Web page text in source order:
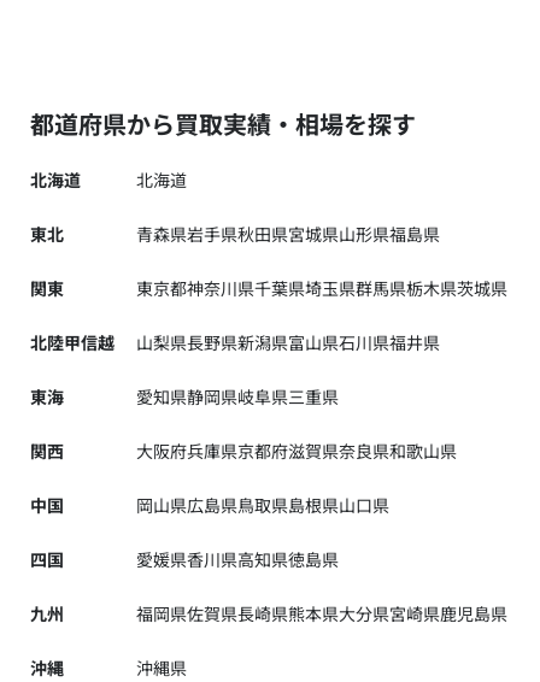
都道府県から買取実績・相場を探す
北海道 北海道
東北 青森県岩手県秋田県宮城県山形県福島県
関東 東京都神奈川県千葉県埼玉県群馬県栃木県茨城県
北陸甲信越 山梨県長野県新潟県富山県石川県福井県
東海 愛知県静岡県岐阜県三重県
関西 大阪府兵庫県京都府滋賀県奈良県和歌山県
中国 岡山県広島県鳥取県島根県山口県
四国 愛媛県香川県高知県徳島県
九州 福岡県佐賀県長崎県熊本県大分県宮崎県鹿児島県
沖縄 沖縄県